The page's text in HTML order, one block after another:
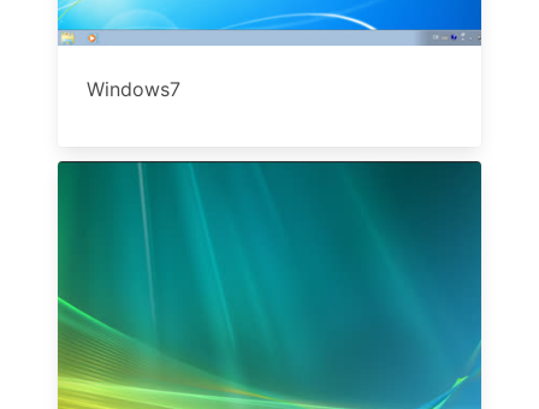
Windows7